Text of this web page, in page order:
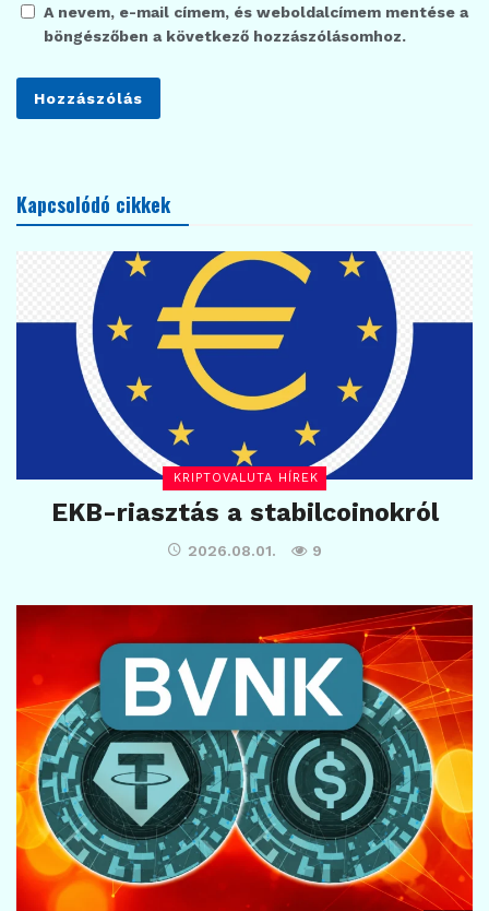
A nevem, e-mail címem, és weboldalcímem mentése a
böngészőben a következő hozzászólásomhoz.
Kapcsolódó cikkek
KRIPTOVALUTA HÍREK
EKB-riasztás a stabilcoinokról
2026.08.01. 9